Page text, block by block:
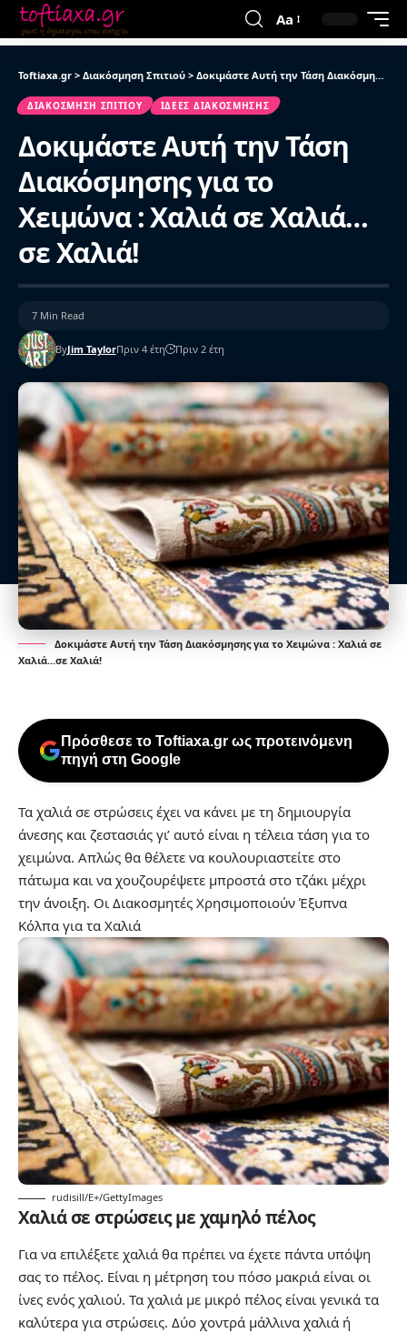
Aa
Toftiaxa.gr > Διακόσμηση Σπιτιού > Δοκιμάστε Αυτή την Τάση Διακόσμησης για το Χειμώνα : Χαλιά σε Χαλιά…σε Χαλιά!
ΔΙΑΚΌΣΜΗΣΗ ΣΠΙΤΙΟΎ ΙΔΈΕΣ ΔΙΑΚΌΣΜΗΣΗΣ
Δοκιμάστε Αυτή την Τάση
Διακόσμησης για το
Χειμώνα : Χαλιά σε Χαλιά…
σε Χαλιά!
ByJim TaylorΠριν 4 έτη Πριν 2 έτη
7 Min Read
Δοκιμάστε Αυτή την Τάση Διακόσμησης για το Χειμώνα : Χαλιά σε
Χαλιά...σε Χαλιά!
Πρόσθεσε το Toftiaxa.gr ως προτεινόμενη
πηγή στη Google
Τα χαλιά σε στρώσεις έχει να κάνει με τη δημιουργία
άνεσης και ζεστασιάς γι’ αυτό είναι η τέλεια τάση για το
χειμώνα. Απλώς θα θέλετε να κουλουριαστείτε στο
πάτωμα και να χουζουρέψετε μπροστά στο τζάκι μέχρι
την άνοιξη. Οι Διακοσμητές Χρησιμοποιούν Έξυπνα
Κόλπα για τα Χαλιά
rudisill/E+/GettyImages
Χαλιά σε στρώσεις με χαμηλό πέλος
Για να επιλέξετε χαλιά θα πρέπει να έχετε πάντα υπόψη
σας το πέλος. Είναι η μέτρηση του πόσο μακριά είναι οι
ίνες ενός χαλιού. Τα χαλιά με μικρό πέλος είναι γενικά τα
καλύτερα για στρώσεις. Δύο χοντρά μάλλινα χαλιά ή